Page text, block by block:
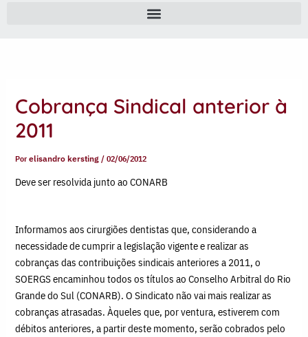
Cobrança Sindical anterior à
2011
Porelisandro kersting /02/06/2012
Deve ser resolvida junto ao CONARB
Informamos aos cirurgiões dentistas que, considerando a
necessidade de cumprir a legislação vigente e realizar as
cobranças das contribuições sindicais anteriores a 2011, o
SOERGS encaminhou todos os títulos ao Conselho Arbitral do Rio
Grande do Sul (CONARB). O Sindicato não vai mais realizar as
cobranças atrasadas. Àqueles que, por ventura, estiverem com
débitos anteriores, a partir deste momento, serão cobrados pelo